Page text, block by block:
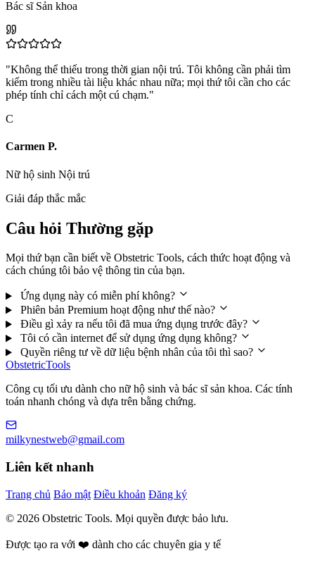
Bác sĩ Sản khoa
"Không thể thiếu trong thời gian nội trú. Tôi không cần phải tìm
kiếm trong nhiều tài liệu khác nhau nữa; mọi thứ tôi cần cho các
phép tính chỉ cách một cú chạm."
C
Carmen P.
Nữ hộ sinh Nội trú
Giải đáp thắc mắc
Câu hỏi Thường gặp
Mọi thứ bạn cần biết về Obstetric Tools, cách thức hoạt động và
cách chúng tôi bảo vệ thông tin của bạn.
Ứng dụng này có miễn phí không?
Phiên bản Premium hoạt động như thế nào?
Điều gì xảy ra nếu tôi đã mua ứng dụng trước đây?
Tôi có cần internet để sử dụng ứng dụng không?
Quyền riêng tư về dữ liệu bệnh nhân của tôi thì sao?
ObstetricTools
Công cụ tối ưu dành cho nữ hộ sinh và bác sĩ sản khoa. Các tính
toán nhanh chóng và dựa trên bằng chứng.
milkynestweb@gmail.com
Liên kết nhanh
Trang chủ Bảo mật Điều khoản Đăng ký
© 2026 Obstetric Tools. Mọi quyền được bảo lưu.
Được tạo ra với ❤️ dành cho các chuyên gia y tế